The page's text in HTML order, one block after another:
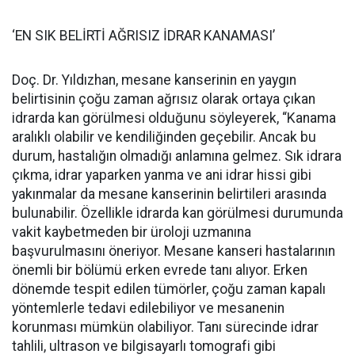
‘EN SIK BELİRTİ AĞRISIZ İDRAR KANAMASI’
Doç. Dr. Yıldızhan, mesane kanserinin en yaygın
belirtisinin çoğu zaman ağrısız olarak ortaya çıkan
idrarda kan görülmesi olduğunu söyleyerek, “Kanama
aralıklı olabilir ve kendiliğinden geçebilir. Ancak bu
durum, hastalığın olmadığı anlamına gelmez. Sık idrara
çıkma, idrar yaparken yanma ve ani idrar hissi gibi
yakınmalar da mesane kanserinin belirtileri arasında
bulunabilir. Özellikle idrarda kan görülmesi durumunda
vakit kaybetmeden bir üroloji uzmanına
başvurulmasını öneriyor. Mesane kanseri hastalarının
önemli bir bölümü erken evrede tanı alıyor. Erken
dönemde tespit edilen tümörler, çoğu zaman kapalı
yöntemlerle tedavi edilebiliyor ve mesanenin
korunması mümkün olabiliyor. Tanı sürecinde idrar
tahlili, ultrason ve bilgisayarlı tomografi gibi